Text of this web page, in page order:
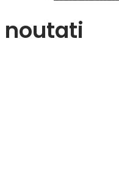
noutati